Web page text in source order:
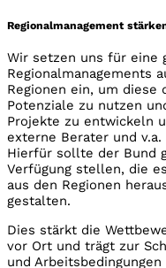
Regionalmanagement
Wir setzen uns für eine
Regionalmanagements
Regionen ein, um
Potenziale zu nutzen
Projekte zu entwickeln
externe Berater und
Hierfür sollte der Bund
Verfügung stellen, die
aus den Regionen
gestalten.
Dies stärkt die
vor Ort und trägt zur
und